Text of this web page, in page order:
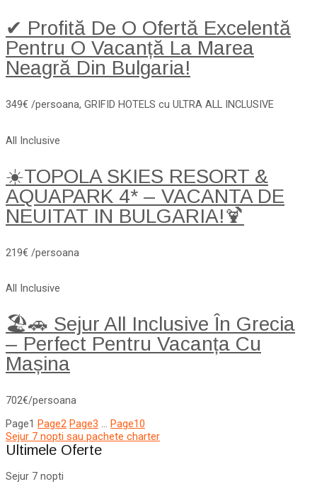
✔ Profită De O Ofertă Excelentă
Pentru O Vacanță La Marea
Neagră Din Bulgaria!
349€ /persoana, GRIFID HOTELS cu ULTRA ALL INCLUSIVE
All Inclusive
☀️TOPOLA SKIES RESORT &
AQUAPARK 4* – VACANTA DE
NEUITAT IN BULGARIA!🍹
219€ /persoana
All Inclusive
🏖️🚗 Sejur All Inclusive În Grecia
– Perfect Pentru Vacanța Cu
Mașina
702€/persoana
Page1 Page2 Page3 … Page10
Sejur 7 nopti sau pachete charter
Ultimele Oferte
Sejur 7 nopti